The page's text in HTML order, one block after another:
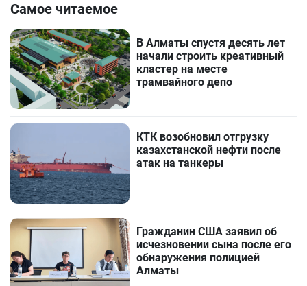
Самое читаемое
В Алматы спустя десять лет
начали строить креативный
кластер на месте
трамвайного депо
КТК возобновил отгрузку
казахстанской нефти после
атак на танкеры
Гражданин США заявил об
исчезновении сына после его
обнаружения полицией
Алматы